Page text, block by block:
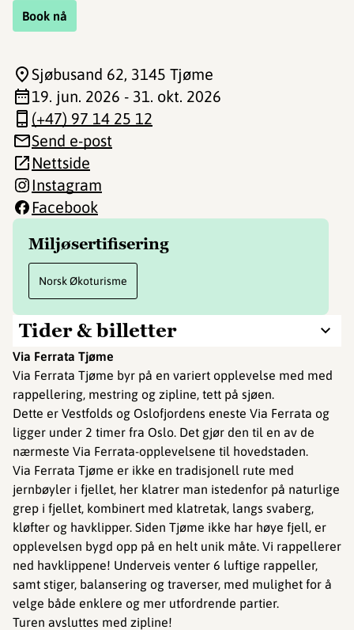
Book nå
Tider & billetter
Via Ferrata Tjøme
Via Ferrata Tjøme byr på en variert opplevelse med med
rappellering, mestring og zipline, tett på sjøen.
Dette er Vestfolds og Oslofjordens eneste Via Ferrata og
ligger under 2 timer fra Oslo. Det gjør den til en av de
nærmeste Via Ferrata-opplevelsene til hovedstaden.
Via Ferrata Tjøme er ikke en tradisjonell rute med
jernbøyler i fjellet, her klatrer man istedenfor på naturlige
grep i fjellet, kombinert med klatretak, langs svaberg,
kløfter og havklipper. Siden Tjøme ikke har høye fjell, er
opplevelsen bygd opp på en helt unik måte. Vi rappellerer
ned havklippene! Underveis venter 6 luftige rappeller,
samt stiger, balansering og traverser, med mulighet for å
velge både enklere og mer utfordrende partier.
Turen avsluttes med zipline!
Sjøbusand 62, 3145 Tjøme
19. jun. 2026 - 31. okt. 2026
(+47) 97 14 25 12
Send e-post
Nettside
Instagram
Facebook
Miljøsertifisering
Norsk Økoturisme